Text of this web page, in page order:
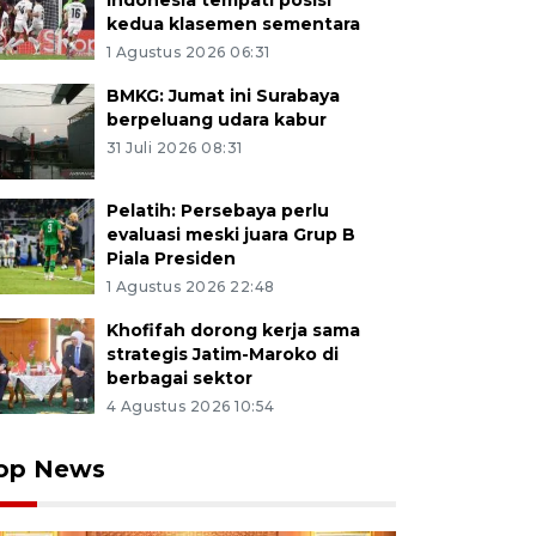
kedua klasemen sementara
1 Agustus 2026 06:31
BMKG: Jumat ini Surabaya
berpeluang udara kabur
31 Juli 2026 08:31
Pelatih: Persebaya perlu
evaluasi meski juara Grup B
Piala Presiden
1 Agustus 2026 22:48
Khofifah dorong kerja sama
strategis Jatim-Maroko di
berbagai sektor
4 Agustus 2026 10:54
News